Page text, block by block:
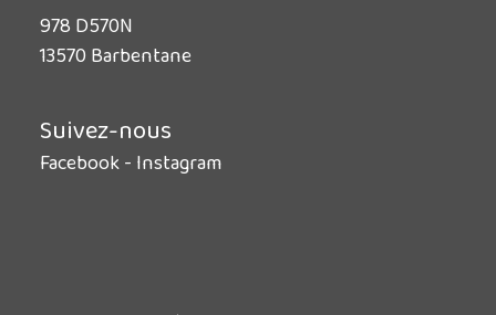
978 D570N
13570 Barbentane
Suivez-nous
Facebook- Instagram